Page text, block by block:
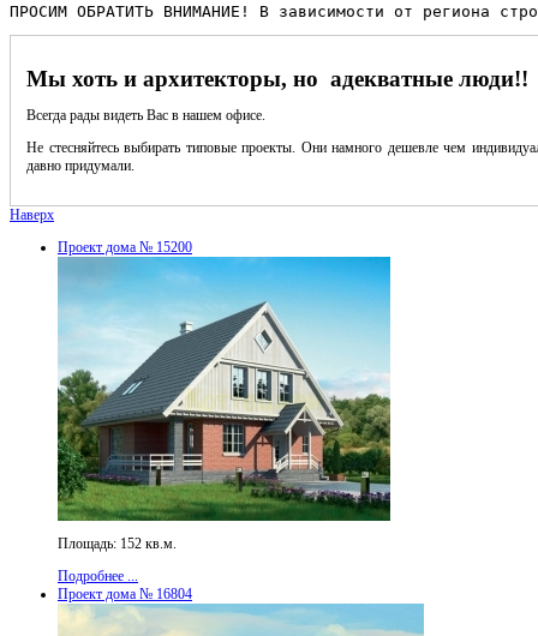
ПРОСИМ ОБРАТИТЬ ВНИМАНИЕ! В зависимости от региона
Мы хоть и архитекторы, но адекватные люди!!
Всегда рады видеть Вас в нашем офисе.
Не стесняйтесь выбирать типовые проекты. Они намного дешевле чем
давно придумали.
Наверх
Проект дома № 15200
Площадь: 152 кв.м.
Подробнее ...
Проект дома № 16804